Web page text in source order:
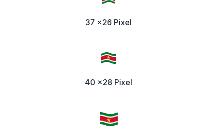
37 x26 Pixel
40 x28 Pixel